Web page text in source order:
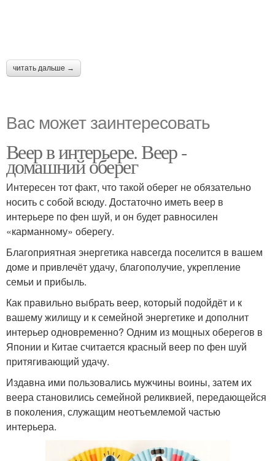
читать дальше →
Вас может заинтересовать
Веер в интерьере. Веер -
домашний оберег
Интересен тот факт, что такой оберег не обязательно
носить с собой всюду. Достаточно иметь веер в
интерьере по фен шуй, и он будет равносилен
«карманному» оберегу.
Благоприятная энергетика навсегда поселится в вашем
доме и привлечёт удачу, благополучие, укрепление
семьи и прибыль.
Как правильно выбрать веер, который подойдёт и к
вашему жилищу и к семейной энергетике и дополнит
интерьер одновременно? Одним из мощных оберегов в
Японии и Китае считается красный веер по фен шуй
притягивающий удачу.
Издавна ими пользовались мужчины воины, затем их
веера становились семейной реликвией, передающейся
в поколения, служащим неотъемлемой частью
интерьера.